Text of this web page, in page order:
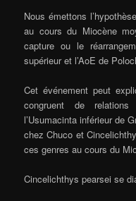
Nous émettons
au cours du Miocène
capture ou le
supérieur et l’AoE de
Cet événement peut
congruent de
l’Usumacinta inférieur de
chez Chuco et
ces genres au cours du
Cincelichthys pearsei se